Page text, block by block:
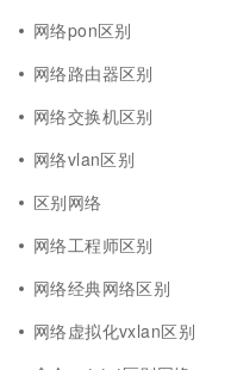
网络pon区别
网络路由器区别
网络交换机区别
网络vlan区别
区别网络
网络工程师区别
网络经典网络区别
网络虚拟化vxlan区别